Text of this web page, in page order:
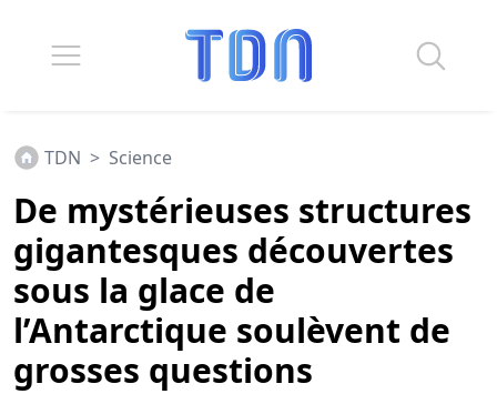
TDN > Science
De mystérieuses structures
gigantesques découvertes
sous la glace de
l’Antarctique soulèvent de
grosses questions